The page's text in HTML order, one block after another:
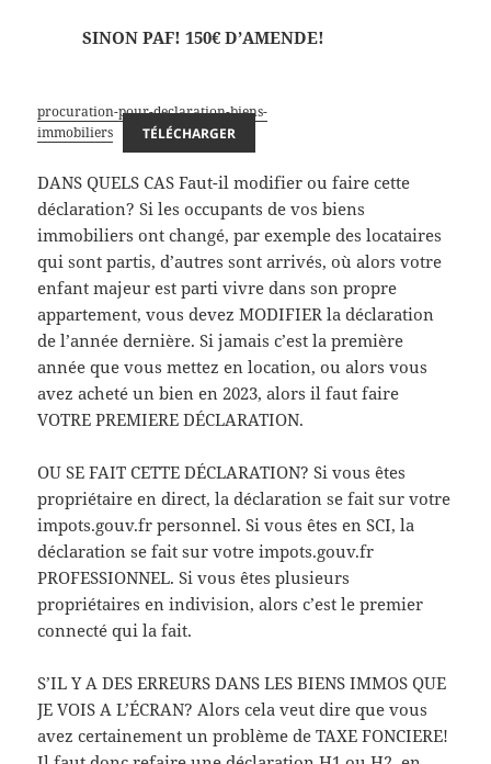
SINON PAF! 150€ D’AMENDE!
procuration-pour-declaration-biens-
immobiliers
TÉLÉCHARGER
DANS QUELS CAS Faut-il modifier ou faire cette
déclaration? Si les occupants de vos biens
immobiliers ont changé, par exemple des locataires
qui sont partis, d’autres sont arrivés, où alors votre
enfant majeur est parti vivre dans son propre
appartement, vous devez MODIFIER la déclaration
de l’année dernière. Si jamais c’est la première
année que vous mettez en location, ou alors vous
avez acheté un bien en 2023, alors il faut faire
VOTRE PREMIERE DÉCLARATION.
OU SE FAIT CETTE DÉCLARATION? Si vous êtes
propriétaire en direct, la déclaration se fait sur votre
impots.gouv.fr personnel. Si vous êtes en SCI, la
déclaration se fait sur votre impots.gouv.fr
PROFESSIONNEL. Si vous êtes plusieurs
propriétaires en indivision, alors c’est le premier
connecté qui la fait.
S’IL Y A DES ERREURS DANS LES BIENS IMMOS QUE
JE VOIS A L’ÉCRAN? Alors cela veut dire que vous
avez certainement un problème de TAXE FONCIERE!